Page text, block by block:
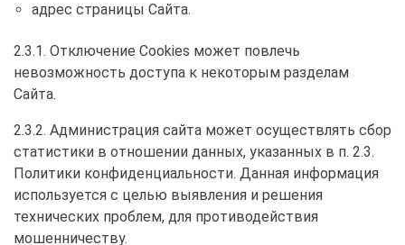
адрес страницы Сайта.
2.3.1. Отключение Cookies может повлечь
невозможность доступа к некоторым разделам
Cайта.
2.3.2. Администрация сайта может осуществлять сбор
статистики в отношении данных, указанных в п. 2.3.
Политики конфиденциальности. Данная информация
используется с целью выявления и решения
технических проблем, для противодействия
мошенничеству.